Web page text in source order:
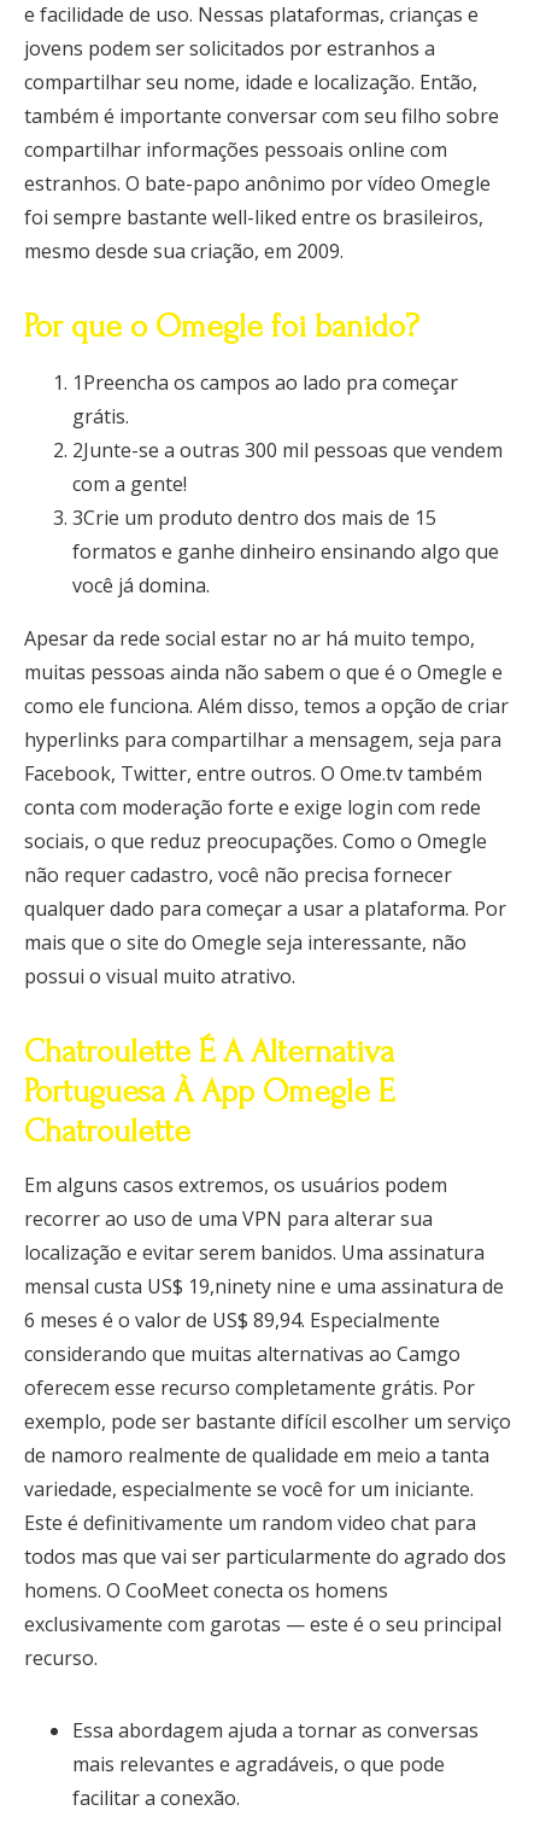
e facilidade de uso. Nessas plataformas, crianças e
jovens podem ser solicitados por estranhos a
compartilhar seu nome, idade e localização. Então,
também é importante conversar com seu filho sobre
compartilhar informações pessoais online com
estranhos. O bate-papo anônimo por vídeo Omegle
foi sempre bastante well-liked entre os brasileiros,
mesmo desde sua criação, em 2009.
Por que o Omegle foi banido?
1Preencha os campos ao lado pra começar
grátis.
2Junte-se a outras 300 mil pessoas que vendem
com a gente!
3Crie um produto dentro dos mais de 15
formatos e ganhe dinheiro ensinando algo que
você já domina.
Apesar da rede social estar no ar há muito tempo,
muitas pessoas ainda não sabem o que é o Omegle e
como ele funciona. Além disso, temos a opção de criar
hyperlinks para compartilhar a mensagem, seja para
Facebook, Twitter, entre outros. O Ome.tv também
conta com moderação forte e exige login com rede
sociais, o que reduz preocupações. Como o Omegle
não requer cadastro, você não precisa fornecer
qualquer dado para começar a usar a plataforma. Por
mais que o site do Omegle seja interessante, não
possui o visual muito atrativo.
Chatroulette É A Alternativa
Portuguesa À App Omegle E
Chatroulette
Em alguns casos extremos, os usuários podem
recorrer ao uso de uma VPN para alterar sua
localização e evitar serem banidos. Uma assinatura
mensal custa US$ 19,ninety nine e uma assinatura de
6 meses é o valor de US$ 89,94. Especialmente
considerando que muitas alternativas ao Camgo
oferecem esse recurso completamente grátis. Por
exemplo, pode ser bastante difícil escolher um serviço
de namoro realmente de qualidade em meio a tanta
variedade, especialmente se você for um iniciante.
Este é definitivamente um random video chat para
todos mas que vai ser particularmente do agrado dos
homens. O CooMeet conecta os homens
exclusivamente com garotas — este é o seu principal
recurso.
Essa abordagem ajuda a tornar as conversas
mais relevantes e agradáveis, o que pode
facilitar a conexão.